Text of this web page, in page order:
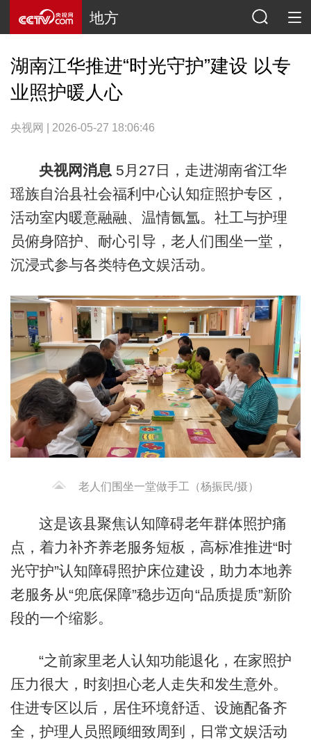
地方
湖南江华推进“时光守护”建设 以专
业照护暖人心
央视网 | 2026-05-27 18:06:46
央视网消息 5月27日，走进湖南省江华
瑶族自治县社会福利中心认知症照护专区，
活动室内暖意融融、温情氤氲。社工与护理
员俯身陪护、耐心引导，老人们围坐一堂，
沉浸式参与各类特色文娱活动。
老人们围坐一堂做手工（杨振民/摄）
这是该县聚焦认知障碍老年群体照护痛
点，着力补齐养老服务短板，高标准推进“时
光守护”认知障碍照护床位建设，助力本地养
老服务从“兜底保障”稳步迈向“品质提质”新阶
段的一个缩影。
“之前家里老人认知功能退化，在家照护
压力很大，时刻担心老人走失和发生意外。
住进专区以后，居住环境舒适、设施配备齐
全，护理人员照顾细致周到，日常文娱活动